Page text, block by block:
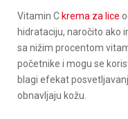
Vitamin C krema za lice
hidrataciju, naročito ako
sa nižim procentom
početnike i mogu se
blagi efekat
obnavljaju kožu.